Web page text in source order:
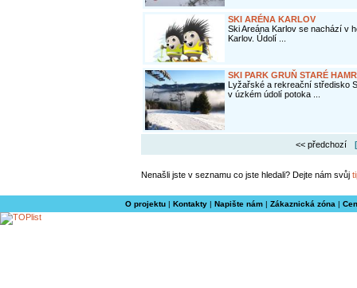
SKI ARÉNA KARLOV
Ski Areána Karlov se nachází v
Karlov. Údolí ...
SKI PARK GRUŇ STARÉ
Lyžařské a rekreační středisko
v úzkém údolí potoka ...
<< předchozí
Nenašli jste v seznamu co jste hledali? Dejte nám svůj
O projektu| Kontakty| Napište nám| Zákaznická zóna |